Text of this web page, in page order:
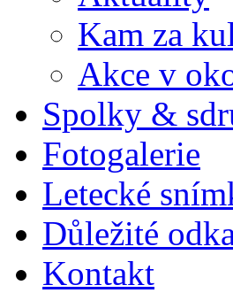
Kam za
Akce v
Spolky &
Fotogalerie
Letecké
Důležité
Kontakt